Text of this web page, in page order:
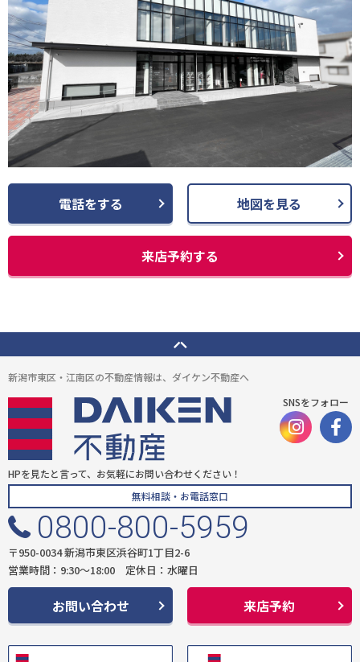
電話をする 地図を見る
来店予約する
新潟市東区・江南区の不動産情報は、ダイケン不動産へ
SNSをフォロー
HPを見たと言って、お気軽にお問い合わせください！
無料相談・お電話窓口
0800-800-5959
〒950-0034 新潟市東区浜谷町1丁目2-6
営業時間：9:30〜18:00 定休日：水曜日
お問い合わせ 来店予約